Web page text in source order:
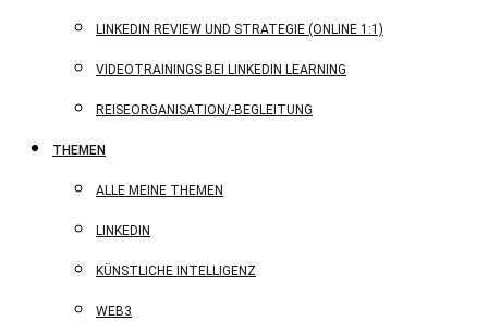
LINKEDIN REVIEW UND STRATEGIE (ONLINE 1:1)
VIDEOTRAININGS BEI LINKEDIN LEARNING
REISEORGANISATION/-BEGLEITUNG
THEMEN
ALLE MEINE THEMEN
LINKEDIN
KÜNSTLICHE INTELLIGENZ
WEB3